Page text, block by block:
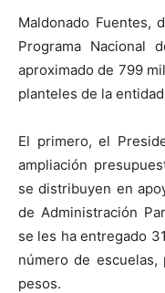
Maldonado Fuentes,
Programa Nacional
aproximado de 799
planteles de la
El primero, el
ampliación
se distribuyen en
de Administración
se les ha entregado
número de
pesos.